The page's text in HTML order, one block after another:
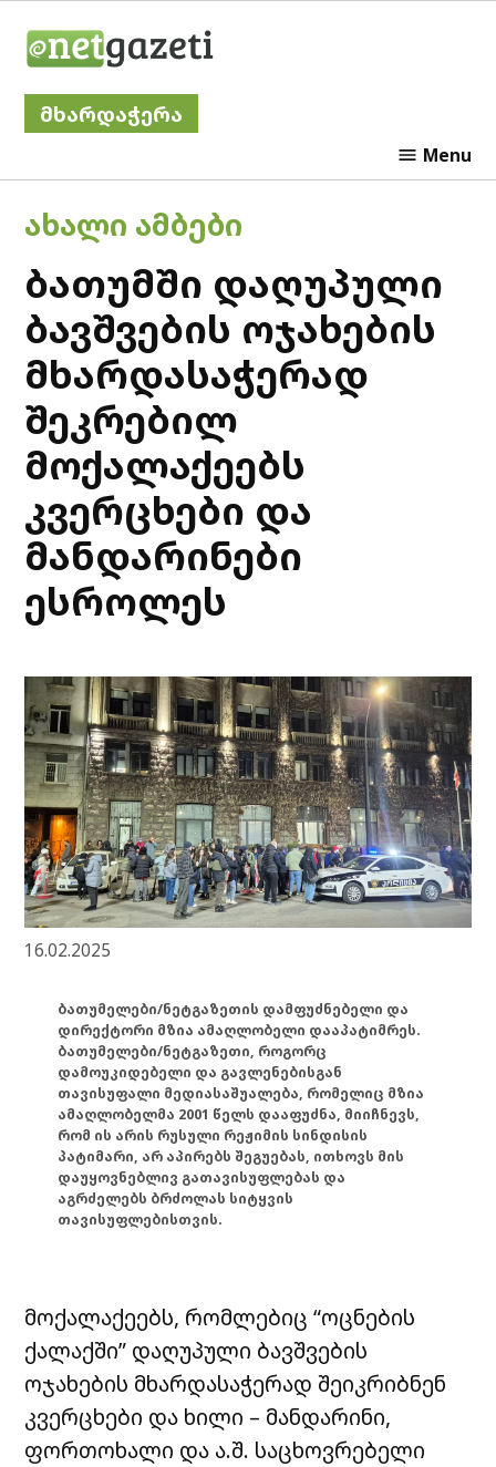
მხარდაჭერა
Menu
POSTED
IN
ᲐᲮᲐᲚᲘ ᲐᲛᲑᲔᲑᲘ
ბათუმში დაღუპული
ბავშვების ოჯახების
მხარდასაჭერად
შეკრებილ
მოქალაქეებს
კვერცხები და
მანდარინები
ესროლეს
16.02.2025
ბათუმელები/ნეტგაზეთის დამფუძნებელი და
დირექტორი მზია ამაღლობელი დააპატიმრეს.
ბათუმელები/ნეტგაზეთი, როგორც
დამოუკიდებელი და გავლენებისგან
თავისუფალი მედიასაშუალება, რომელიც მზია
ამაღლობელმა 2001 წელს დააფუძნა, მიიჩნევს,
რომ ის არის რუსული რეჟიმის სინდისის
პატიმარი, არ აპირებს შეგუებას, ითხოვს მის
დაუყოვნებლივ გათავისუფლებას და
აგრძელებს ბრძოლას სიტყვის
თავისუფლებისთვის.
მოქალაქეებს, რომლებიც “ოცნების
ქალაქში” დაღუპული ბავშვების
ოჯახების მხარდასაჭერად შეიკრიბნენ
კვერცხები და ხილი – მანდარინი,
ფორთოხალი და ა.შ. საცხოვრებელი